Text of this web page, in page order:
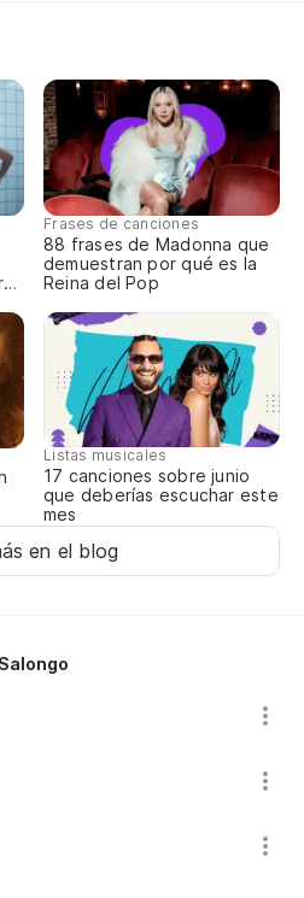
Frases de canciones
88 frases de Madonna que
demuestran por qué es la
Reina del Pop
Listas musicales
17 canciones sobre junio
que deberías escuchar este
mes
en el blog